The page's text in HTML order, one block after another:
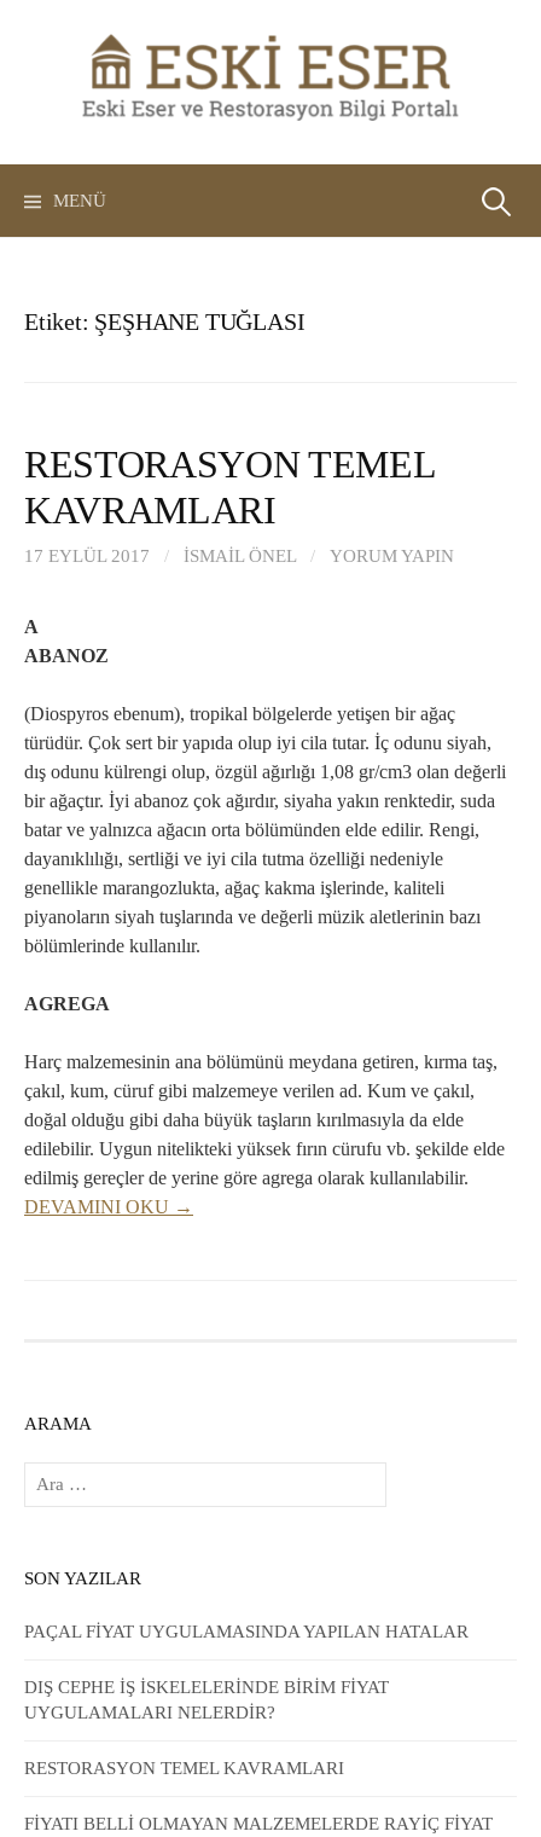
MENÜ Arama:
Etiket: ŞEŞHANE TUĞLASI
RESTORASYON TEMEL
KAVRAMLARI
17 EYLÜL 2017 / İSMAIL ÖNEL / YORUM YAPIN
A
ABANOZ
(Diospyros ebenum), tropikal bölgelerde yetişen bir ağaç
türüdür. Çok sert bir yapıda olup iyi cila tutar. İç odunu siyah,
dış odunu külrengi olup, özgül ağırlığı 1,08 gr/cm3 olan değerli
bir ağaçtır. İyi abanoz çok ağırdır, siyaha yakın renktedir, suda
batar ve yalnızca ağacın orta bölümünden elde edilir. Rengi,
dayanıklılığı, sertliği ve iyi cila tutma özelliği nedeniyle
genellikle marangozlukta, ağaç kakma işlerinde, kaliteli
piyanoların siyah tuşlarında ve değerli müzik aletlerinin bazı
bölümlerinde kullanılır.
AGREGA
Harç malzemesinin ana bölümünü meydana getiren, kırma taş,
çakıl, kum, cüruf gibi malzemeye verilen ad. Kum ve çakıl,
doğal olduğu gibi daha büyük taşların kırılmasıyla da elde
edilebilir. Uygun nitelikteki yüksek fırın cürufu vb. şekilde elde
edilmiş gereçler de yerine göre agrega olarak kullanılabilir.
DEVAMINI OKU →
ARAMA
Arama:
SON YAZILAR
PAÇAL FİYAT UYGULAMASINDA YAPILAN HATALAR
DIŞ CEPHE İŞ İSKELELERİNDE BİRİM FİYAT
UYGULAMALARI NELERDİR?
RESTORASYON TEMEL KAVRAMLARI
FİYATI BELLİ OLMAYAN MALZEMELERDE RAYİÇ FİYAT